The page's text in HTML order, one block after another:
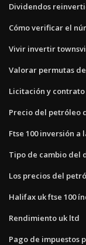
Dividendos
Cómo verificar el
Vivir invertir
Valorar permutas
Licitación y
Precio del petróleo
Ftse 100 inversión a
Tipo de cambio del
Los precios del
Halifax uk ftse 100
Rendimiento uk ltd
Pago de impuestos